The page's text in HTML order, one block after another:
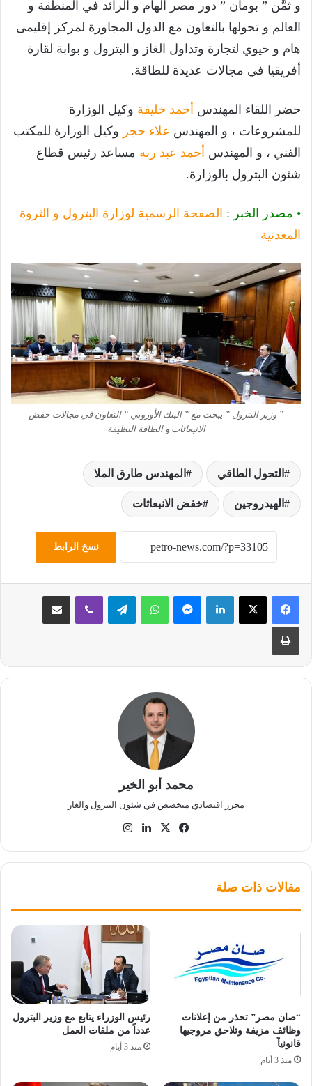
و ثمَّن ” بومان ” دور مصر الهام و الرائد في المنطقة و
العالم و تحولها بالتعاون مع الدول المجاورة لمركز إقليمى
هام و حيوي لتجارة وتداول الغاز و البترول و بوابة لقارة
أفريقيا في مجالات عديدة للطاقة.
حضر اللقاء المهندس أحمد خليفة وكيل الوزارة
للمشروعات ، و المهندس علاء حجر وكيل الوزارة للمكتب
الفني ، و المهندس أحمد عبد ربه مساعد رئيس قطاع
شئون البترول بالوزارة.
• مصدر الخبر : الصفحة الرسمية لوزارة البترول و الثروة
المعدنية
” وزير البترول ” يبحث مع ” البنك الأوروبي ” التعاون في مجالات خفض
الانبعاثات و الطاقة النظيفة
التحول الطاقي المهندس طارق الملا
الهيدروجين خفض الانبعاثات
نسخ الرابط
لينكدإن ماسنجر واتساب تيلقرام ڤايبر مشاركة عبر البريد
طباعة
محمد أبو الخير
محرر اقتصادي متخصص في شئون البترول والغاز
فيسبوك
‫X لينكدإن
مقالات ذات صلة
“صان مصر” تحذر من إعلانات
وظائف مزيفة وتلاحق مروجيها
قانونياً
منذ 3 أيام
رئيس الوزراء يتابع مع وزير البترول
عدداً من ملفات العمل
منذ 3 أيام